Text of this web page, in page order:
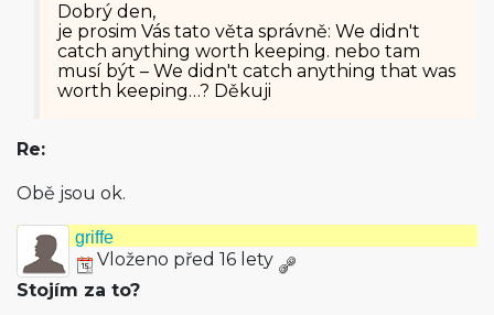
Dobrý den,
je prosim Vás tato věta správně: We didn't
catch anything worth keeping. nebo tam
musí být – We didn't catch anything that was
worth keeping…? Děkuji
Re:
Obě jsou ok.
griffe
Vloženo před 16 lety
Stojím za to?